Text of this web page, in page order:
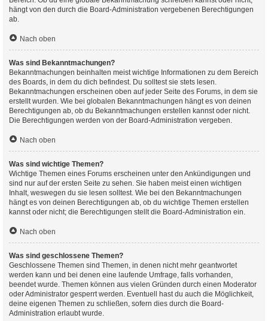
hängt von den durch die Board-Administration vergebenen Berechtigungen
ab.
Nach oben
Was sind Bekanntmachungen?
Bekanntmachungen beinhalten meist wichtige Informationen zu dem Bereich
des Boards, in dem du dich befindest. Du solltest sie stets lesen.
Bekanntmachungen erscheinen oben auf jeder Seite des Forums, in dem sie
erstellt wurden. Wie bei globalen Bekanntmachungen hängt es von deinen
Berechtigungen ab, ob du Bekanntmachungen erstellen kannst oder nicht.
Die Berechtigungen werden von der Board-Administration vergeben.
Nach oben
Was sind wichtige Themen?
Wichtige Themen eines Forums erscheinen unter den Ankündigungen und
sind nur auf der ersten Seite zu sehen. Sie haben meist einen wichtigen
Inhalt, weswegen du sie lesen solltest. Wie bei den Bekanntmachungen
hängt es von deinen Berechtigungen ab, ob du wichtige Themen erstellen
kannst oder nicht; die Berechtigungen stellt die Board-Administration ein.
Nach oben
Was sind geschlossene Themen?
Geschlossene Themen sind Themen, in denen nicht mehr geantwortet
werden kann und bei denen eine laufende Umfrage, falls vorhanden,
beendet wurde. Themen können aus vielen Gründen durch einen Moderator
oder Administrator gesperrt werden. Eventuell hast du auch die Möglichkeit,
deine eigenen Themen zu schließen, sofern dies durch die Board-
Administration erlaubt wurde.